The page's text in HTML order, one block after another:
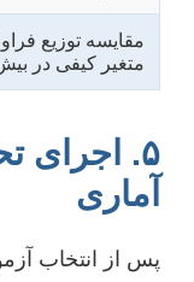
مقایسه توزیع
متغیر کیفی در
۵. اجرای
آماری
پس از انتخاب